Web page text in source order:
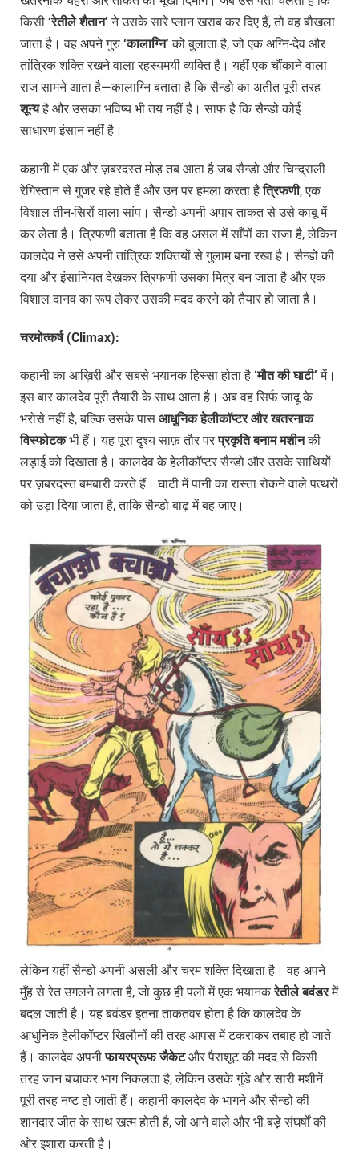
किसी ‘रेतीलेशैतान’ ने उसके सारे प्लान खराब कर दिए हैं, तो वह बौखला
जाता है। वह अपने गुरु ‘कालाग्नि’ को बुलाता है, जो एक अग्नि-देव और
तांत्रिक शक्ति रखने वाला रहस्यमयी व्यक्ति है। यहीं एक चौंकाने वाला
राज सामने आता है—कालाग्नि बताता है कि सैन्डो का अतीत पूरी तरह
शून्यहै और उसका भविष्य भी तय नहीं है। साफ है कि सैन्डो कोई
साधारण इंसान नहीं है।
कहानी में एक और ज़बरदस्त मोड़ तब आता है जब सैन्डो और चिन्द्राली
रेगिस्तान से गुजर रहे होते हैं और उन पर हमला करता हैत्रिफणी, एक
विशाल तीन-सिरों वाला सांप। सैन्डो अपनी अपार ताकत से उसे काबू में
कर लेता है। त्रिफणी बताता है कि वह असल में साँपों का राजा है, लेकिन
कालदेव ने उसे अपनी तांत्रिक शक्तियों से गुलाम बना रखा है। सैन्डो की
दया और इंसानियत देखकर त्रिफणी उसका मित्र बन जाता है और एक
विशाल दानव का रूप लेकर उसकी मदद करने को तैयार हो जाता है।
चरमोत्कर्ष (Climax):
कहानी का आख़िरी और सबसे भयानक हिस्सा होता है ‘मौतकीघाटी’ में।
इस बार कालदेव पूरी तैयारी के साथ आता है। अब वह सिर्फ जादू के
भरोसे नहीं है, बल्कि उसके पास आधुनिकहेलीकॉप्टरऔरखतरनाक
विस्फोटकभी हैं। यह पूरा दृश्य साफ़ तौर परप्रकृतिबनाममशीनकी
लड़ाई को दिखाता है। कालदेव के हेलीकॉप्टर सैन्डो और उसके साथियों
पर ज़बरदस्त बमबारी करते हैं। घाटी में पानी का रास्ता रोकने वाले पत्थरों
को उड़ा दिया जाता है, ताकि सैन्डो बाढ़ में बह जाए।
लेकिन यहीं सैन्डो अपनी असली और चरम शक्ति दिखाता है। वह अपने
मुँह से रेत उगलने लगता है, जो कुछ ही पलों में एक भयानकरेतीलेबवंडरमें
बदल जाती है। यह बवंडर इतना ताकतवर होता है कि कालदेव के
आधुनिक हेलीकॉप्टर खिलौनों की तरह आपस में टकराकर तबाह हो जाते
हैं। कालदेव अपनीफायरप्रूफजैकेटऔर पैराशूट की मदद से किसी
तरह जान बचाकर भाग निकलता है, लेकिन उसके गुंडे और सारी मशीनें
पूरी तरह नष्ट हो जाती हैं। कहानी कालदेव के भागने और सैन्डो की
शानदार जीत के साथ खत्म होती है, जो आने वाले और भी बड़े संघर्षों की
ओर इशारा करती है।